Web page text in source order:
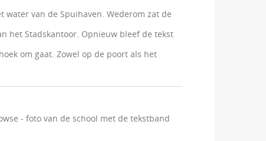
van de Spuihaven. Wederom zat de
het Stadskantoor. Opnieuw bleef de tekst
om gaat. Zowel op de poort als het
- foto van de school met de tekstband